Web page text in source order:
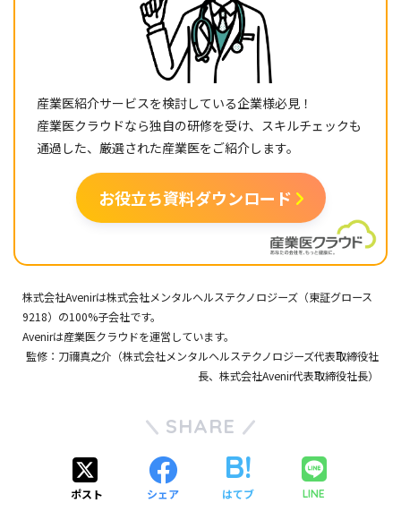
産業医紹介サービスを検討している企業様必見！
産業医クラウドなら独自の研修を受け、スキルチェックも
通過した、厳選された産業医をご紹介します。
お役立ち資料ダウンロード
株式会社Avenirは株式会社メンタルヘルステクノロジーズ （東証グロース
9218）の100%子会社です。
Avenirは産業医クラウドを運営しています。
監修：刀禰真之介（株式会社メンタルヘルステクノロジーズ代表取締役社
長、 株式会社Avenir代表取締役社長）
SHARE
ポスト シェア はてブ LINE